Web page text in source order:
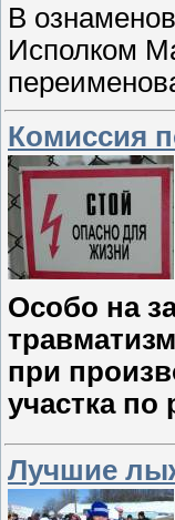
В
Исполком
Комиссия
Особо на
при
участка по
Лучшие